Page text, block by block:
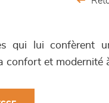
qui lui confèrent
confort et modernité